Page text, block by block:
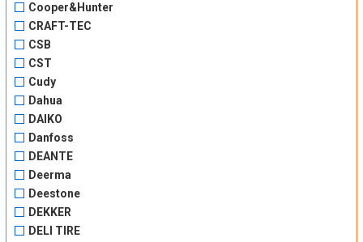
Cooper&Hunter
CRAFT-TEC
CSB
CST
Cudy
Dahua
DAIKO
Danfoss
DEANTE
Deerma
Deestone
DEKKER
DELI TIRE